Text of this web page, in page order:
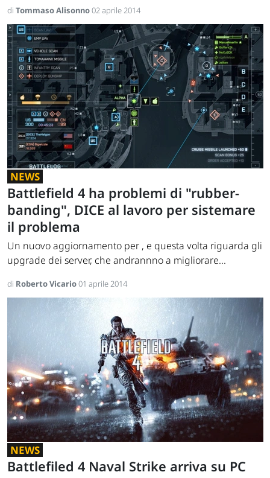
di Tommaso Alisonno02 aprile 2014
NEWS
Battlefield 4 ha problemi di "rubber-
banding", DICE al lavoro per sistemare
il problema
Un nuovo aggiornamento per , e questa volta riguarda gli
upgrade dei server, che andrannno a migliorare...
di Roberto Vicario01 aprile 2014
NEWS
Battlefiled 4 Naval Strike arriva su PC